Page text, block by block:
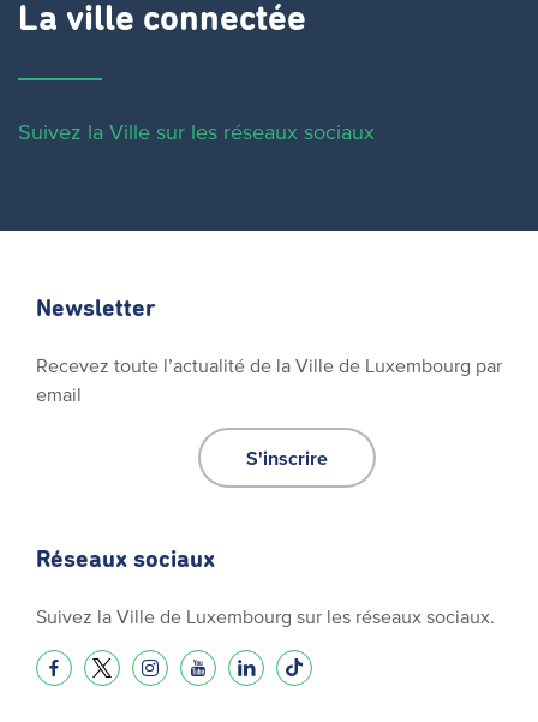
La ville connectée
Suivez la Ville sur les réseaux sociaux
Newsletter
Recevez toute l’actualité de la Ville de Luxembourg par
email
S'inscrire
Réseaux sociaux
Suivez la Ville de Luxembourg sur les réseaux sociaux.